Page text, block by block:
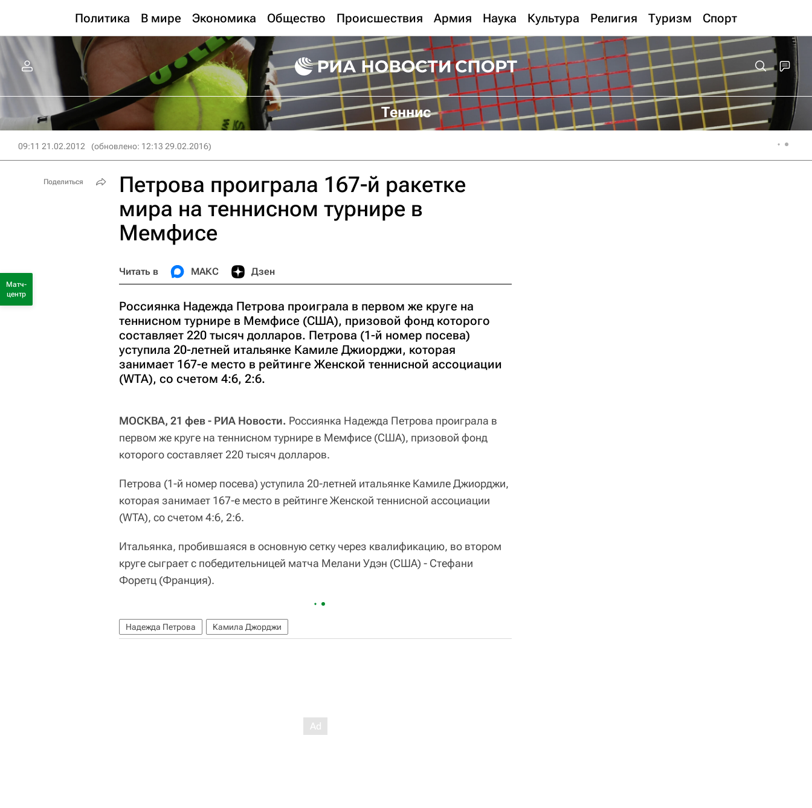
Политика В мире Экономика Общество Происшествия Армия Наука Культура Религия Туризм Спорт
Теннис
09:11 21.02.2012 (обновлено: 12:13 29.02.2016)
Петрова проиграла 167-й ракетке
мира на теннисном турнире в
Мемфисе
Читать в МАКС Дзен
Россиянка Надежда Петрова проиграла в первом же круге на
теннисном турнире в Мемфисе (США), призовой фонд которого
составляет 220 тысяч долларов. Петрова (1-й номер посева)
уступила 20-летней итальянке Камиле Джиорджи, которая
занимает 167-е место в рейтинге Женской теннисной ассоциации
(WTA), со счетом 4:6, 2:6.
МОСКВА, 21 фев - РИА Новости. Россиянка Надежда Петрова проиграла в
первом же круге на теннисном турнире в Мемфисе (США), призовой фонд
которого составляет 220 тысяч долларов.
Петрова (1-й номер посева) уступила 20-летней итальянке Камиле Джиорджи,
которая занимает 167-е место в рейтинге Женской теннисной ассоциации
(WTA), со счетом 4:6, 2:6.
Итальянка, пробившаяся в основную сетку через квалификацию, во втором
круге сыграет с победительницей матча Мелани Удэн (США) - Стефани
Форетц (Франция).
Надежда Петрова Камила Джорджи
Поделиться
Матч-
центр